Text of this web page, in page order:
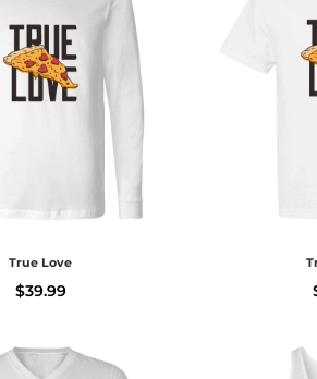
True Love
$39.99